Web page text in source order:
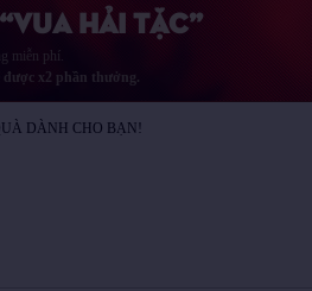
Hải Tặc”
miễn phí.
x2 phần thưởng.
DÀNH CHO BẠN!